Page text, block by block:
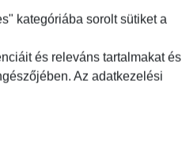
Útjellemző
Adventi út
kategóriába sorolt sütiket a
és releváns tartalmakat és
Az adatkezelési